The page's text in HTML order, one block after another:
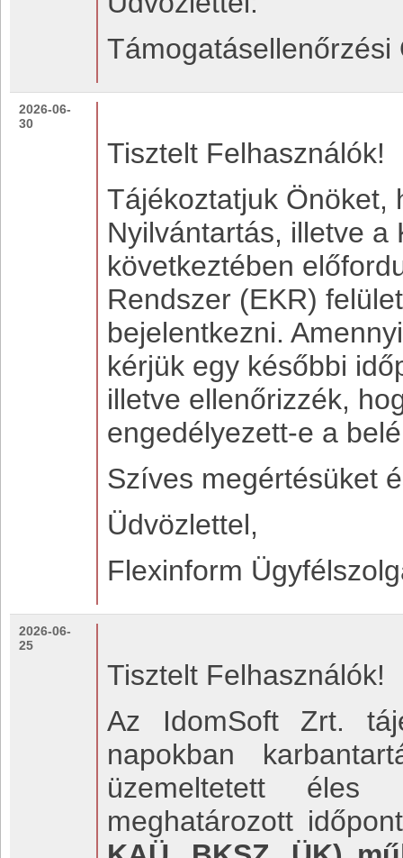
Támogatásellenőrzési
2026-06-
30
Tisztelt Felhasználók!
Tájékoztatjuk Önöket,
Nyilvántartás, illetve a
következtében
Rendszer (EKR)
bejelentkezni.
kérjük egy későbbi
illetve ellenőrizzék,
engedélyezett-e a
Szíves megértésüket
Üdvözlettel,
Flexinform
2026-06-
25
Tisztelt Felhasználók!
Az IdomSoft Zrt.
napokban
üzemeltetett éles
meghatározott